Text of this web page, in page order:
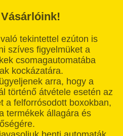
tekintettel ezúton is
szíves figyelmüket a
csomagautomatába
kockázatára.
arra, hogy a
történő átvétele esetén az
a felforrósodott boxokban,
termékek állagára és